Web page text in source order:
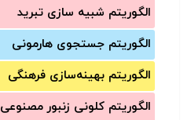
الگوریتم شبیه سازی تبرید
الگوریتم جستجوی هارمونی
الگوریتم بهینه‌سازی فرهنگی
الگوریتم کلونی زنبور مصنوعی